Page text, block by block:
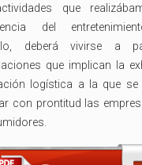
que
del
deberá vivirse a
que implican la
logística a la que se
con prontitud las